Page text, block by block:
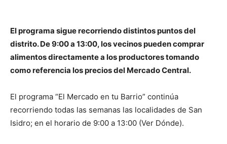
El programa sigue recorriendo distintos puntos del
distrito. De 9:00 a 13:00, los vecinos pueden comprar
alimentos directamente a los productores tomando
como referencia los precios del Mercado Central.
El programa “El Mercado en tu Barrio” continúa
recorriendo todas las semanas las localidades de San
Isidro; en el horario de 9:00 a 13:00 (Ver Dónde).